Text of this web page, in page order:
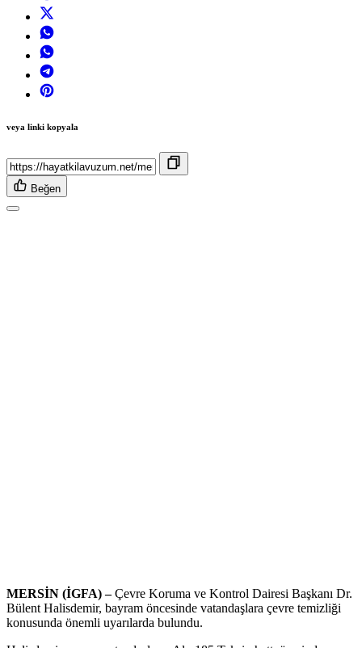
veya linki kopyala
Beğen
MERSİN (İGFA) –Çevre Koruma ve Kontrol Dairesi Başkanı Dr.
Bülent Halisdemir, bayram öncesinde vatandaşlara çevre temizliği
konusunda önemli uyarılarda bulundu.